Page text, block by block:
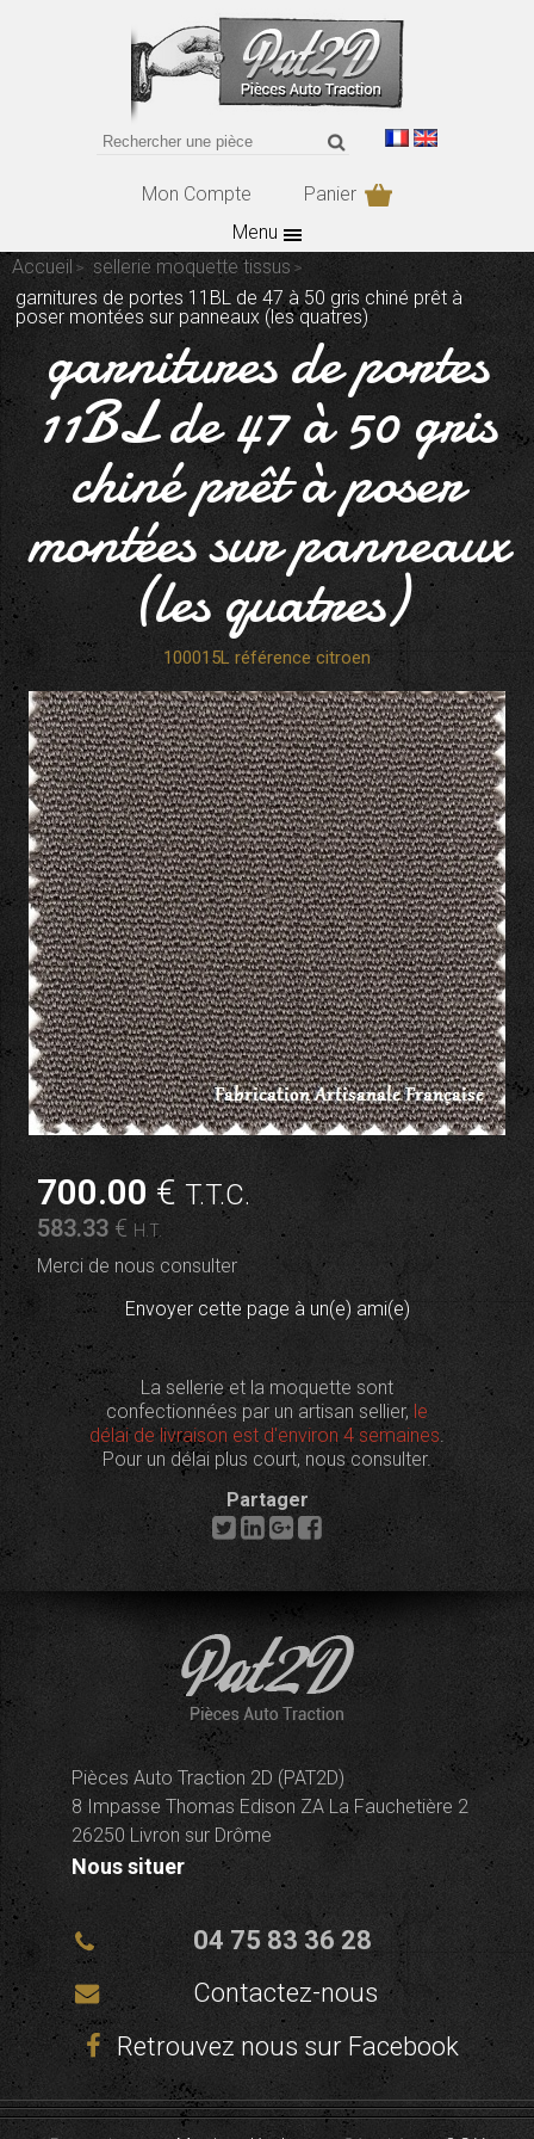
Mon Compte
Panier
Menu
Accueil
sellerie moquette tissus
garnitures de portes 11BL de 47 à 50 gris chiné prêt à
poser montées sur panneaux (les quatres)
garnitures de portes
11BL de 47 à 50 gris
chiné prêt à poser
montées sur panneaux
(les quatres)
100015L référence citroen
700.00 €T.T.C.
583.33 € H.T.
Merci de nous consulter
Envoyer cette page à un(e) ami(e)
La sellerie et la moquette sont
confectionnées par un artisan sellier, le
délai de livraison est d'environ 4 semaines.
Pour un délai plus court, nous consulter.
Partager
Pièces Auto Traction 2D (PAT2D)
8 Impasse Thomas Edison ZA La Fauchetière 2
26250 Livron sur Drôme
Nous situer
04 75 83 36 28
Contactez-nous
Retrouvez nous sur Facebook